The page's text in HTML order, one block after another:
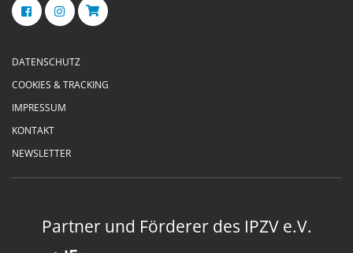
DATENSCHUTZ
COOKIES & TRACKING
IMPRESSUM
KONTAKT
NEWSLETTER
Partner und Förderer des IPZV e.V.